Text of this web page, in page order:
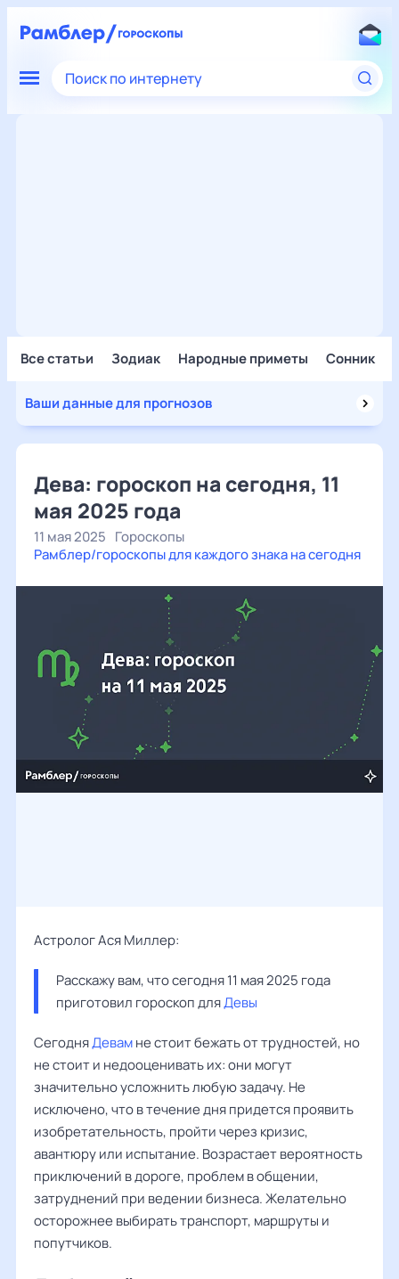
Поиск по интернету
Все статьи Зодиак Народные приметы Сонник
Ваши данные для прогнозов
Дева: гороскоп на сегодня, 11
мая 2025 года
11 мая 2025 Гороскопы
Рамблер/гороскопы для каждого знака на сегодня
Астролог Ася Миллер:
Расскажу вам, что сегодня 11 мая 2025 года
приготовил гороскоп для Девы
СегодняДевамне стоит бежать от трудностей, но
не стоит и недооценивать их: они могут
значительно усложнить любую задачу. Не
исключено, что в течение дня придется проявить
изобретательность, пройти через кризис,
авантюру или испытание. Возрастает вероятность
приключений в дороге, проблем в общении,
затруднений при ведении бизнеса. Желательно
осторожнее выбирать транспорт, маршруты и
попутчиков.